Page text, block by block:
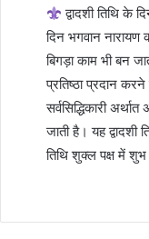
द्वादशी तिथि के
दिन भगवान
बिगड़ा काम भी बन
प्रतिष्ठा प्रदान करने
सर्वसिद्धिकारी
जाती है। यह द्वादशी
तिथि शुक्ल पक्ष में